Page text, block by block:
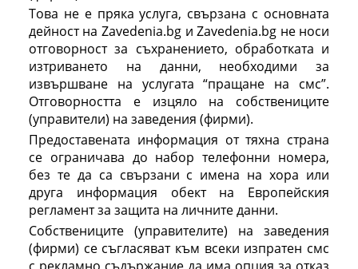
Това не е пряка услуга, свързана с основната
дейност на Zavedenia.bg и Zavedenia.bg не носи
отговорност за съхранението, обработката и
изтриването на данни, необходими за
извършване на услугата “пращане на смс”.
Отговорността е изцяло на собствениците
(управители) на заведения (фирми).
Предоставената информация от тяхна страна
се ограничава до набор телефонни номера,
без те да са свързани с имена на хора или
друга информация обект на Европейския
регламент за защита на личните данни.
Собствениците (управителите) на заведения
(фирми) се съгласяват към всеки изпратен смс